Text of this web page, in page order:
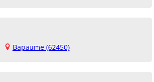
Bapaume (62450)